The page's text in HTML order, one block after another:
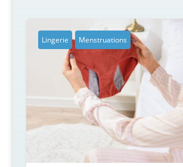
Lingerie Menstruations